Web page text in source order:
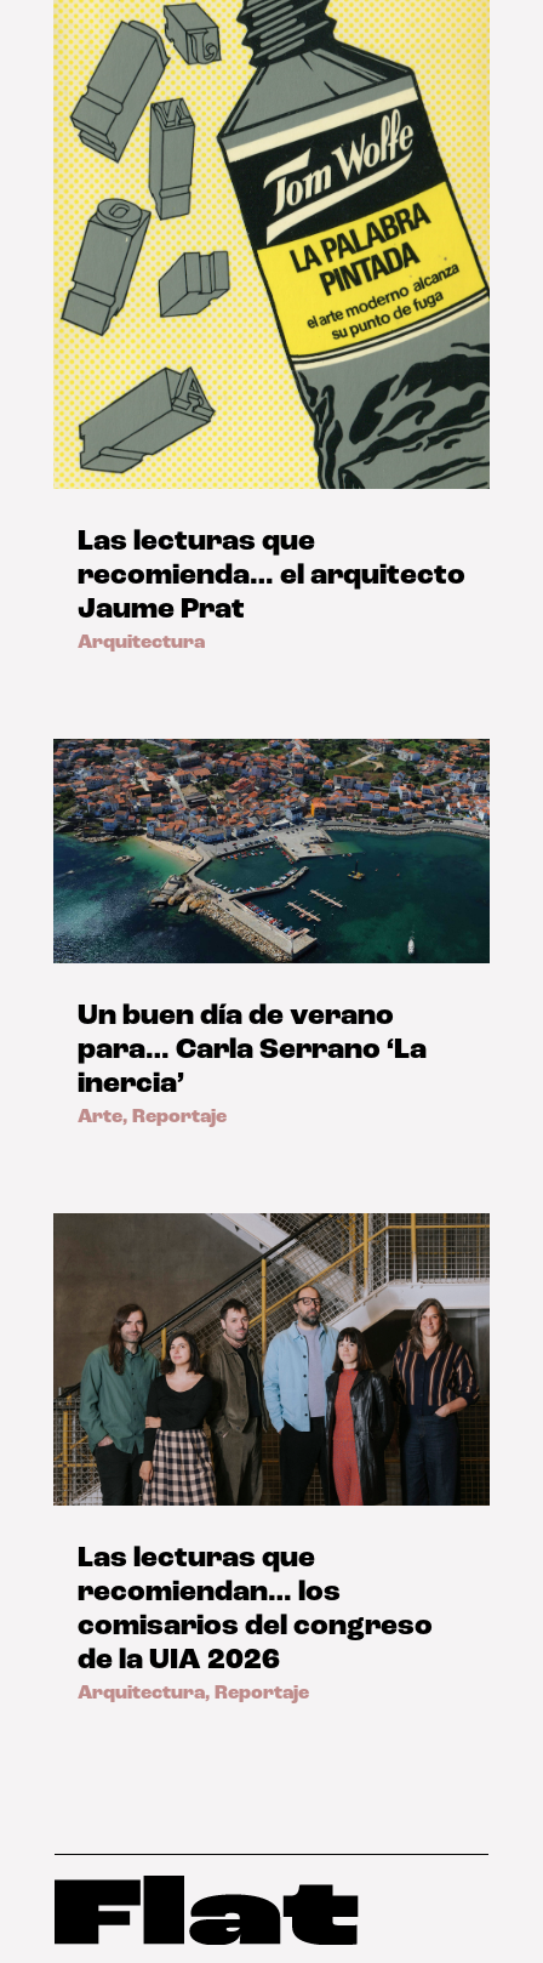
Las lecturas que
recomienda… el arquitecto
Jaume Prat
Arquitectura
Un buen día de verano
para… Carla Serrano ‘La
inercia’
Arte, Reportaje
Las lecturas que
recomiendan… los
comisarios del congreso
de la UIA 2026
Arquitectura, Reportaje